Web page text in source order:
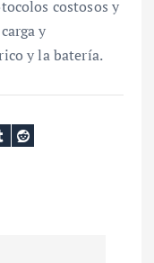
costosos y
y
y la batería.